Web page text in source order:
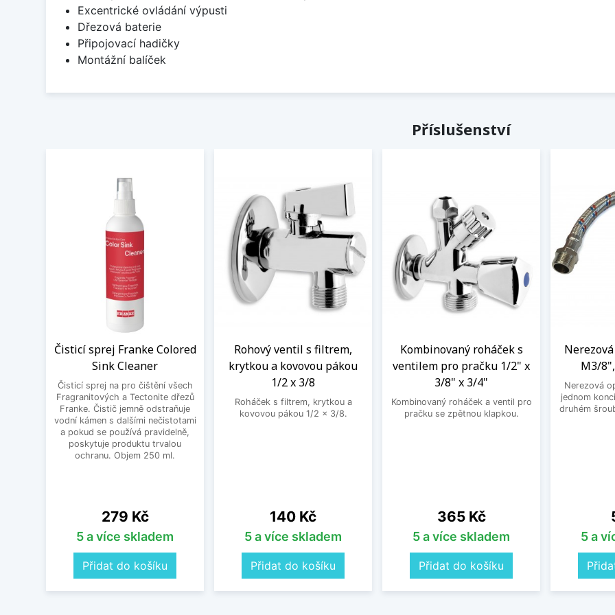
Excentrické ovládání výpusti
Dřezová baterie
Připojovací hadičky
Montážní balíček
Příslušenství
Čisticí sprej Franke Colored
Sink Cleaner
Čisticí sprej na pro čištění všech
Fragranitových a Tectonite dřezů
Franke. Čistič jemně odstraňuje
vodní kámen s dalšími nečistotami
a pokud se používá pravidelně,
poskytuje produktu trvalou
ochranu. Objem 250 ml.
Cena
279 Kč
5 a více skladem
Přidat do košíku
Rohový ventil s filtrem,
krytkou a kovovou pákou
1/2 x 3/8
Roháček s filtrem, krytkou a
kovovou pákou 1/2 x 3/8.
Cena
140 Kč
5 a více skladem
Přidat do košíku
Kombinovaný roháček s
ventilem pro pračku 1/2" x
3/8" x 3/4"
Kombinovaný roháček a ventil pro
pračku se zpětnou klapkou.
Cena
365 Kč
5 a více skladem
Přidat do košíku
M3/
Nerezová
jednom
druhém
5 a